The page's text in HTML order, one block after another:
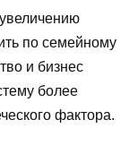
по семейному
и бизнес
более
фактора.